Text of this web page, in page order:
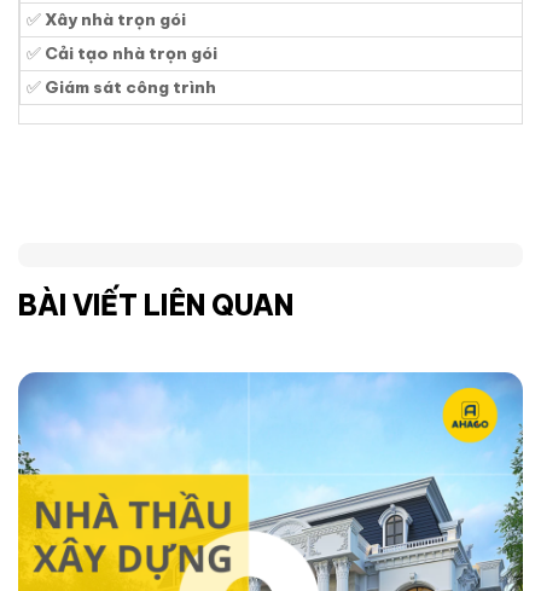
✅ Xây nhà trọn gói
✅ Cải tạo nhà trọn gói
✅ Giám sát công trình
BÀI VIẾT LIÊN QUAN